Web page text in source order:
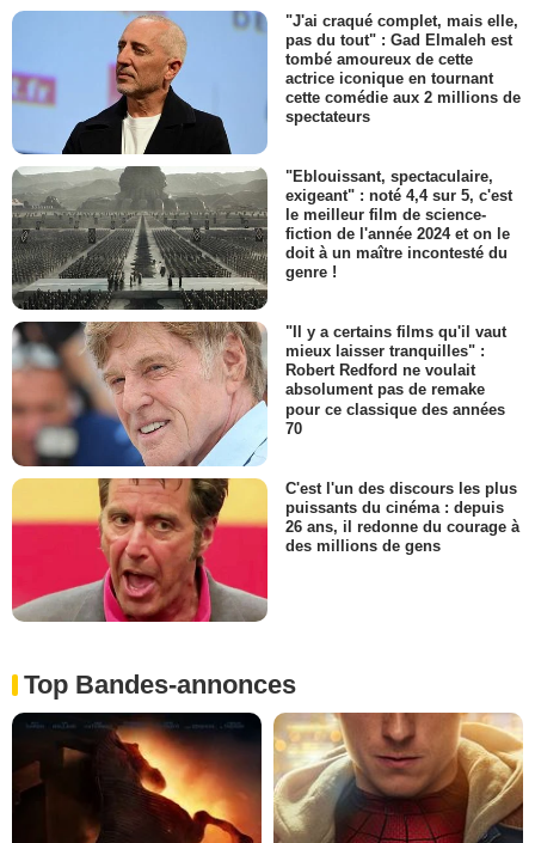
"J'ai craqué complet, mais elle,
pas du tout" : Gad Elmaleh est
tombé amoureux de cette
actrice iconique en tournant
cette comédie aux 2 millions de
spectateurs
"Eblouissant, spectaculaire,
exigeant" : noté 4,4 sur 5, c'est
le meilleur film de science-
fiction de l'année 2024 et on le
doit à un maître incontesté du
genre !
"Il y a certains films qu'il vaut
mieux laisser tranquilles" :
Robert Redford ne voulait
absolument pas de remake
pour ce classique des années
70
C'est l'un des discours les plus
puissants du cinéma : depuis
26 ans, il redonne du courage à
des millions de gens
Top Bandes-annonces